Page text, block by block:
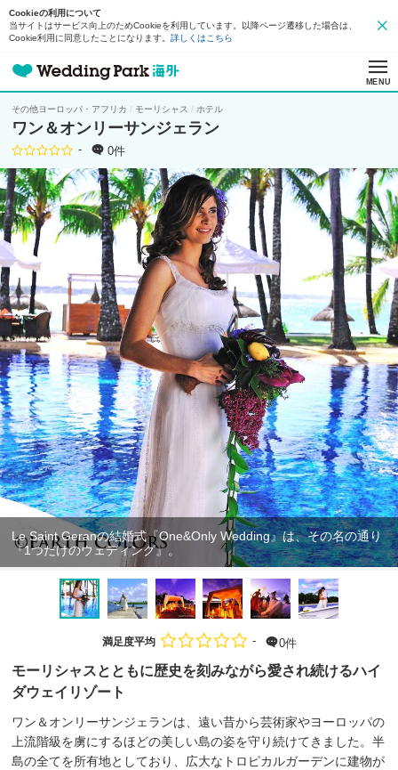
Cookieの利用について
当サイトはサービス向上のためCookieを利用しています。以降ページ遷移した場合は、
Cookie利用に同意したことになります。 詳しくはこちら
MENU
その他ヨーロッパ・アフリカ モーリシャス ホテル
ワン＆オンリーサンジェラン
- 0件
Le Saint Geranの結婚式『One&Only Wedding』は、その名の通り
『1つだけのウェディング』。
満足度平均 - 0件
モーリシャスとともに歴史を刻みながら愛され続けるハイ
ダウェイリゾート
ワン＆オンリーサンジェランは、遠い昔から芸術家やヨーロッパの
上流階級を虜にするほどの美しい島の姿を守り続けてきました。半
島の全てを所有地としており、広大なトロピカルガーデンに建物が